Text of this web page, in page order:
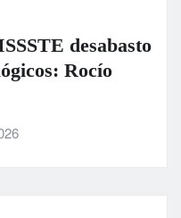
desabasto
Rocío